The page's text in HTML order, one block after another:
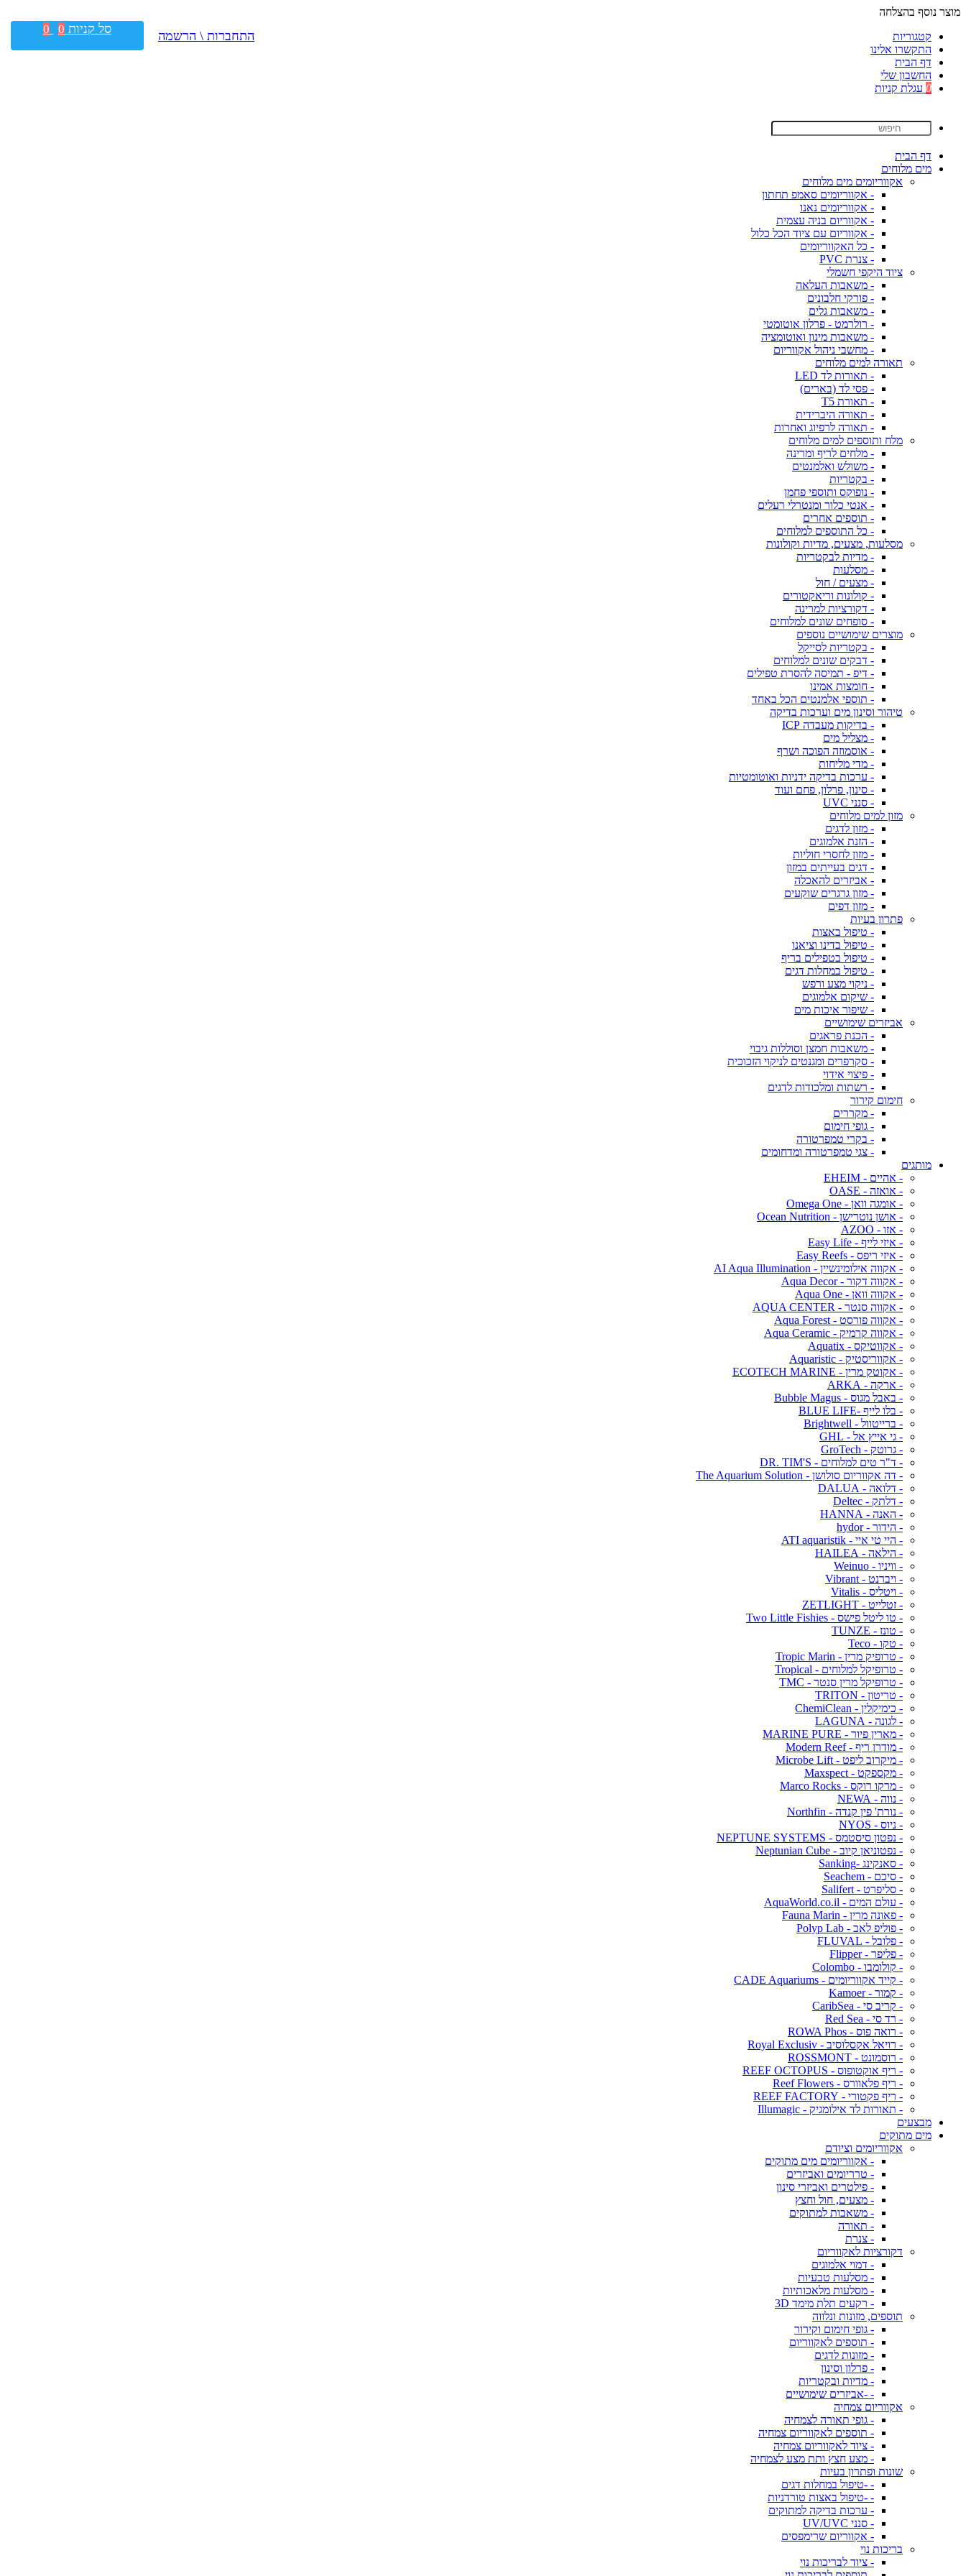
מוצר נוסף בהצלחה
קטגוריות
התקשרו אלינו
דף הבית
החשבון שלי
0 עגלת קניות
דף הבית
מים מלוחים
אקווריומים מים מלוחים
- אקווריומים סאמפ תחתון
- אקווריומים נאנו
- אקווריום בניה עצמית
- אקווריום עם ציוד הכל כלול
- כל האקווריומים
- צנרת PVC
ציוד היקפי חשמלי
- משאבות העלאה
- פורקי חלבונים
- משאבות גלים
- רולרמט - פרלון אוטומטי
- משאבות מינון ואוטומציה
- מחשבי ניהול אקווריום
תאורה למים מלוחים
- תאורות לד LED
- פסי לד (בארים)
- תאורת T5
- תאורה היברידית
- תאורה לרפיוג ואחרות
מלח ותוספים למים מלוחים
- מלחים לריף ומרינה
- משולש ואלמנטים
- בקטריות
- נופוקס ותוספי פחמן
- אנטי כלור ומנטרלי רעלים
- תוספים אחרים
- כל התוספים למלוחים
מסלעות, מצעים, מדיות וקולונות
- מדיות לבקטריות
- מסלעות
- מצעים / חול
- קולונות וריאקטורים
- דקורציות למרינה
- סופחים שונים למלוחים
מוצרים שימושיים נוספים
- בקטריות לסייקל
- דבקים שונים למלוחים
- דיפ - תמיסה להסרת טפילים
- חומצות אמינו
- תוספי אלמנטים הכל באחד
טיהור וסינון מים וערכות בדיקה
- בדיקות מעבדה ICP
- מצליל מים
- אוסמוזה הפוכה ושרף
- מדי מליחות
- ערכות בדיקה ידניות ואוטומטיות
- סינון, פרלון, פחם ועוד
- סנני UVC
מזון למים מלוחים
- מזון לדגים
- הזנת אלמוגים
- מזון לחסרי חוליות
- דגים בעייתים במזון
- אביזרים להאכלה
- מזון גרגרים שוקעים
- מזון דפים
פתרון בעיות
- טיפול באצות
- טיפול בדינו וציאנו
- טיפול בטפילים בריף
- טיפול במחלות דגים
- ניקוי מצע ורפש
- שיקום אלמוגים
- שיפור איכות מים
אביזרים שימושיים
- הכנת פראגים
- משאבות חמצן וסוללות גיבוי
- סקרפרים ומגנטים לניקוי הזכוכית
- פיצוי אידוי
- רשתות ומלכודות לדגים
חימום קירור
- מקררים
- גופי חימום
- בקרי טמפרטורה
- צגי טמפרטורה ומדחומים
מותגים
- אהיים - EHEIM
- אואזה - OASE
- אומגה וואן - Omega One
- אושן נוטרישן - Ocean Nutrition
- אזו - AZOO
- איזי לייף - Easy Life
- איזי ריפס - Easy Reefs
- אקווה אילומינשיין - AI Aqua Illumination
- אקווה דקור - Aqua Decor
- אקווה וואן - Aqua One
- אקווה סנטר - AQUA CENTER
- אקווה פורסט - Aqua Forest
- אקווה קרמיק - Aqua Ceramic
- אקווטיקס - Aquatix
- אקווריסטיק - Aquaristic
- אקוטק מרין - ECOTECH MARINE
- ארקה - ARKA
- באבל מגוס - Bubble Magus
- בלו לייף -BLUE LIFE
- ברייטוול - Brightwell
- גי אייץ אל - GHL
- גרוטק - GroTech
- ד"ר טים למלוחים - DR. TIM'S
- דה אקווריום סולושן - The Aquarium Solution
- דלואה - DALUA
- דלתק - Deltec
- האנה - HANNA
- הידור - hydor
- היי טי איי - ATI aquaristik
- הילאה - HAILEA
- וויניו - Weinuo
- ויברנט - Vibrant
- ויטליס - Vitalis
- זטלייט - ZETLIGHT
- טו ליטל פישס - Two Little Fishies
- טונז - TUNZE
- טקו - Teco
- טרופיק מרין - Tropic Marin
- טרופיקל למלוחים - Tropical
- טרופיקל מרין סנטר - TMC
- טריטון - TRITON
- כימיקלין - ChemiClean
- לגונה - LAGUNA
- מארין פיור - MARINE PURE
- מודרן ריף - Modern Reef
- מיקרוב ליפט - Microbe Lift
- מקספקט - Maxspect
- מרקו רוקס - Marco Rocks
- נווה - NEWA
- נורת' פין קנדה - Northfin
- ניוס - NYOS
- נפטון סיסטמס - NEPTUNE SYSTEMS
- נפטוניאן קיוב - Neptunian Cube
- סאנקינג -Sanking
- סיכם - Seachem
- סליפרט - Salifert
- עולם המים - AquaWorld.co.il
- פאונה מרין - Fauna Marin
- פוליפ לאב - Polyp Lab
- פלובל - FLUVAL
- פליפר - Flipper
- קולומבו - Colombo
- קייד אקווריומים - CADE Aquariums
- קמור - Kamoer
- קריב סי - CaribSea
- רד סי - Red Sea
- רואה פוס - ROWA Phos
- רויאל אקסלוסיב - Royal Exclusiv
- רוסמונט - ROSSMONT
- ריף אוקטופוס - REEF OCTOPUS
- ריף פלאוורס - Reef Flowers
- ריף פקטורי - REEF FACTORY
- תאורות לד אילומגיק - Illumagic
מבצעים
מים מתוקים
אקווריומים וציודם
- אקווריומים מים מתוקים
- טרריומים ואביזרים
- פילטרים ואביזרי סינון
- מצעים, חול וחצץ
- משאבות למתוקים
- תאורה
- צנרת
דקורציות לאקווריום
- דמוי אלמוגים
- מסלעות טבעיות
- מסלעות מלאכותיות
- רקעים תלת מימד 3D
תוספים, מזונות ונלווה
- גופי חימום וקירור
- תוספים לאקווריום
- מזונות לדגים
- פרלון וסינון
- מדיות ובקטריות
- -אביזרים שימושיים
אקווריום צמחיה
- גופי תאורה לצמחיה
- תוספים לאקווריום צמחיה
- ציוד לאקווריום צמחיה
- מצע חצץ ותת מצע לצמחיה
שונות ופתרון בעיות
- -טיפול במחלות דגים
- -טיפול באצות טורדניות
- ערכות בדיקה למתוקים
- סנני UV/UVC
- אקווריום שרימפסים
בריכות נוי
- ציוד לבריכות נוי
התחברות \ הרשמה סל קניות 0
0